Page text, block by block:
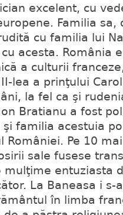
excelent, cu
Familia sa,
cu familia lui
acesta. România
a culturii
lea a prinţului
la fel ca şi
Bratianu a fost
şi familia acestuia
României. Pe 10
sale fusese
entuziasta
La Baneasa i s-
în limba